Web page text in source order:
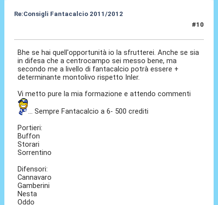
Re:Consigli Fantacalcio 2011/2012
#10
Bhe se hai quell'opportunità io la sfrutterei. Anche se sia
in difesa che a centrocampo sei messo bene, ma
secondo me a livello di fantacalcio potrà essere +
determinante montolivo rispetto Inler.
Vi metto pure la mia formazione e attendo commenti
... Sempre Fantacalcio a 6- 500 crediti
Portieri:
Buffon
Storari
Sorrentino
Difensori:
Cannavaro
Gamberini
Nesta
Oddo